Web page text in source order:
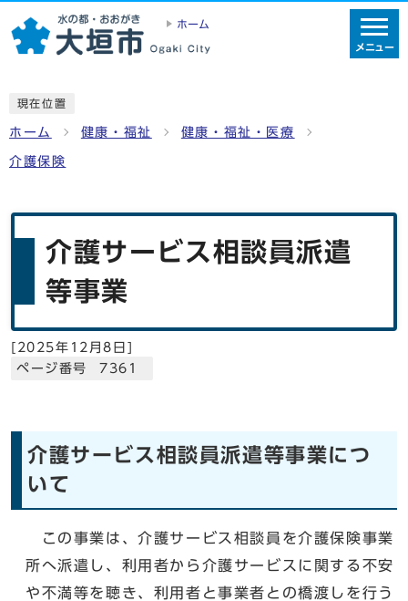
ホーム
メニュー
現在位置
ホーム 健康・福祉 健康・福祉・医療
介護保険
介護サービス相談員派遣
等事業
[ 2025年12月8日 ]
ページ番号 7361
介護サービス相談員派遣等事業につ
いて
この事業は、介護サービス相談員を介護保険事業
所へ派遣し、利用者から介護サービスに関する不安
や不満等を聴き、利用者と事業者との橋渡しを行う